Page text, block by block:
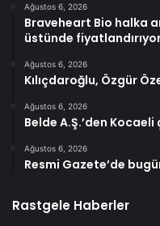
Ağustos 6, 2026
Braveheart Bio halka
üstünde
Ağustos 6, 2026
Kılıçdaroğlu, Özgür
Ağustos 6, 2026
Belde A.Ş.’den
Ağustos 6, 2026
Resmi Gazete’de
Rastgele Haberler